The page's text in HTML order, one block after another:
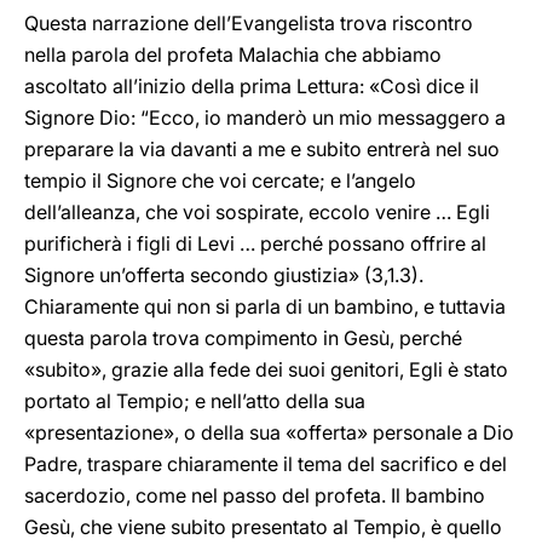
Questa narrazione dell’Evangelista trova riscontro
nella parola del profeta Malachia che abbiamo
ascoltato all’inizio della prima Lettura: «Così dice il
Signore Dio: “Ecco, io manderò un mio messaggero a
preparare la via davanti a me e subito entrerà nel suo
tempio il Signore che voi cercate; e l’angelo
dell’alleanza, che voi sospirate, eccolo venire … Egli
purificherà i figli di Levi … perché possano offrire al
Signore un’offerta secondo giustizia» (3,1.3).
Chiaramente qui non si parla di un bambino, e tuttavia
questa parola trova compimento in Gesù, perché
«subito», grazie alla fede dei suoi genitori, Egli è stato
portato al Tempio; e nell’atto della sua
«presentazione», o della sua «offerta» personale a Dio
Padre, traspare chiaramente il tema del sacrifico e del
sacerdozio, come nel passo del profeta. Il bambino
Gesù, che viene subito presentato al Tempio, è quello